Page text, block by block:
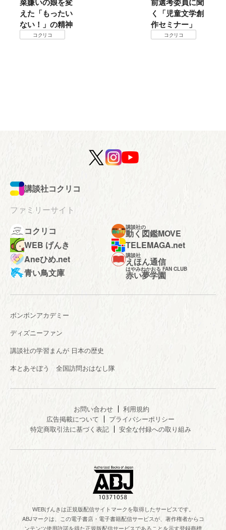
えた「もったい
ない！」の精神
コクリコ
く「児童文学創
作セミナー」
コクリコ
講談社コクリコ
ファミリーサイト
コクリコ
講談社の
動く図鑑MOVE
WEB げんき
TELEMAGA.net
Aneひめ.net
講談社
えほん通信
青い鳥文庫
はやみねかおる FAN CLUB
赤い夢学園
ボンボンアカデミー
ディズニーファン
講談社の学習まんが 日本の歴史
本とあそぼう 全国訪問おはなし隊
お問い合わせ
利用規約
広告掲載について
プライバシーポリシー
特定商取引法に基づく表記
安全な付録への取り組み
WEBげんきは正規版配信サイトマークを取得したサービスです。
ABJマークは、この電子書店・電子書籍配信サービスが、著作権者からコ
ンテンツ使用許諾を得た正規版配信サービスであることを示す登録商標